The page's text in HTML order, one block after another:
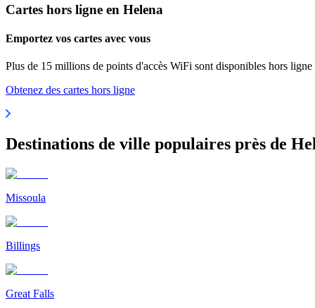
Cartes hors ligne en Helena
Emportez vos cartes avec vous
Plus de 15 millions de points d'accès WiFi sont disponibles hors ligne
Obtenez des cartes hors ligne
Destinations de ville populaires près de
Missoula
Billings
Great Falls